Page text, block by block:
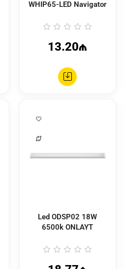
WHIP65-LED Navigator
13.20₼
Led ODSP02 18W
6500k ONLAYT